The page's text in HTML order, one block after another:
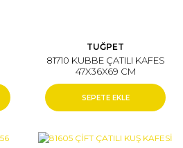
TUĞPET
81710 KUBBE ÇATILI KAFES
47X36X69 CM
SEPETE EKLE